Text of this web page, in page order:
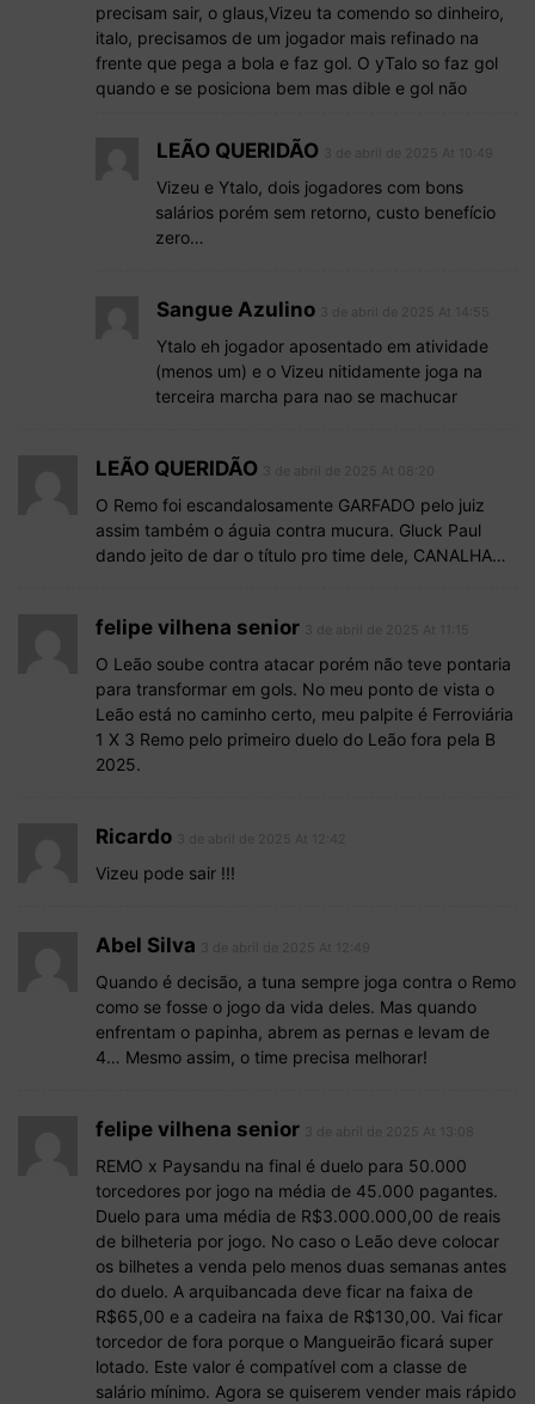
precisam sair, o glaus,Vizeu ta comendo so dinheiro,
italo, precisamos de um jogador mais refinado na
frente que pega a bola e faz gol. O yTalo so faz gol
quando e se posiciona bem mas dible e gol não
LEÃO QUERIDÃO
Vizeu e Ytalo, dois jogadores com bons
salários porém sem retorno, custo benefício
zero…
Sangue Azulino
Ytalo eh jogador aposentado em atividade
(menos um) e o Vizeu nitidamente joga na
terceira marcha para nao se machucar
LEÃO QUERIDÃO
O Remo foi escandalosamente GARFADO pelo juiz
assim também o águia contra mucura. Gluck Paul
dando jeito de dar o título pro time dele, CANALHA…
felipe vilhena senior
O Leão soube contra atacar porém não teve pontaria
para transformar em gols. No meu ponto de vista o
Leão está no caminho certo, meu palpite é Ferroviária
1 X 3 Remo pelo primeiro duelo do Leão fora pela B
2025.
Ricardo
Vizeu pode sair !!!
Abel Silva
Quando é decisão, a tuna sempre joga contra o Remo
como se fosse o jogo da vida deles. Mas quando
enfrentam o papinha, abrem as pernas e levam de
4… Mesmo assim, o time precisa melhorar!
felipe vilhena senior
REMO x Paysandu na final é duelo para 50.000
torcedores por jogo na média de 45.000 pagantes.
Duelo para uma média de R$3.000.000,00 de reais
de bilheteria por jogo. No caso o Leão deve colocar
os bilhetes a venda pelo menos duas semanas antes
do duelo. A arquibancada deve ficar na faixa de
R$65,00 e a cadeira na faixa de R$130,00. Vai ficar
torcedor de fora porque o Mangueirão ficará super
lotado. Este valor é compatível com a classe de
salário mínimo. Agora se quiserem vender mais rápido